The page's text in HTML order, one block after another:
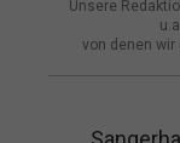
Unsere
von denen wir